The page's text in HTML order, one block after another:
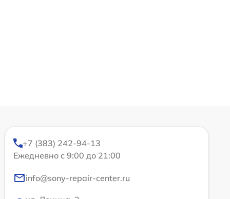
+7 (383) 242-94-13
Ежедневно с 9:00 до 21:00
info@sony-repair-center.ru